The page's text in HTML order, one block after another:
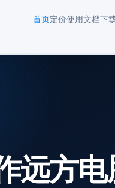
首页定价使用文档下
远方电